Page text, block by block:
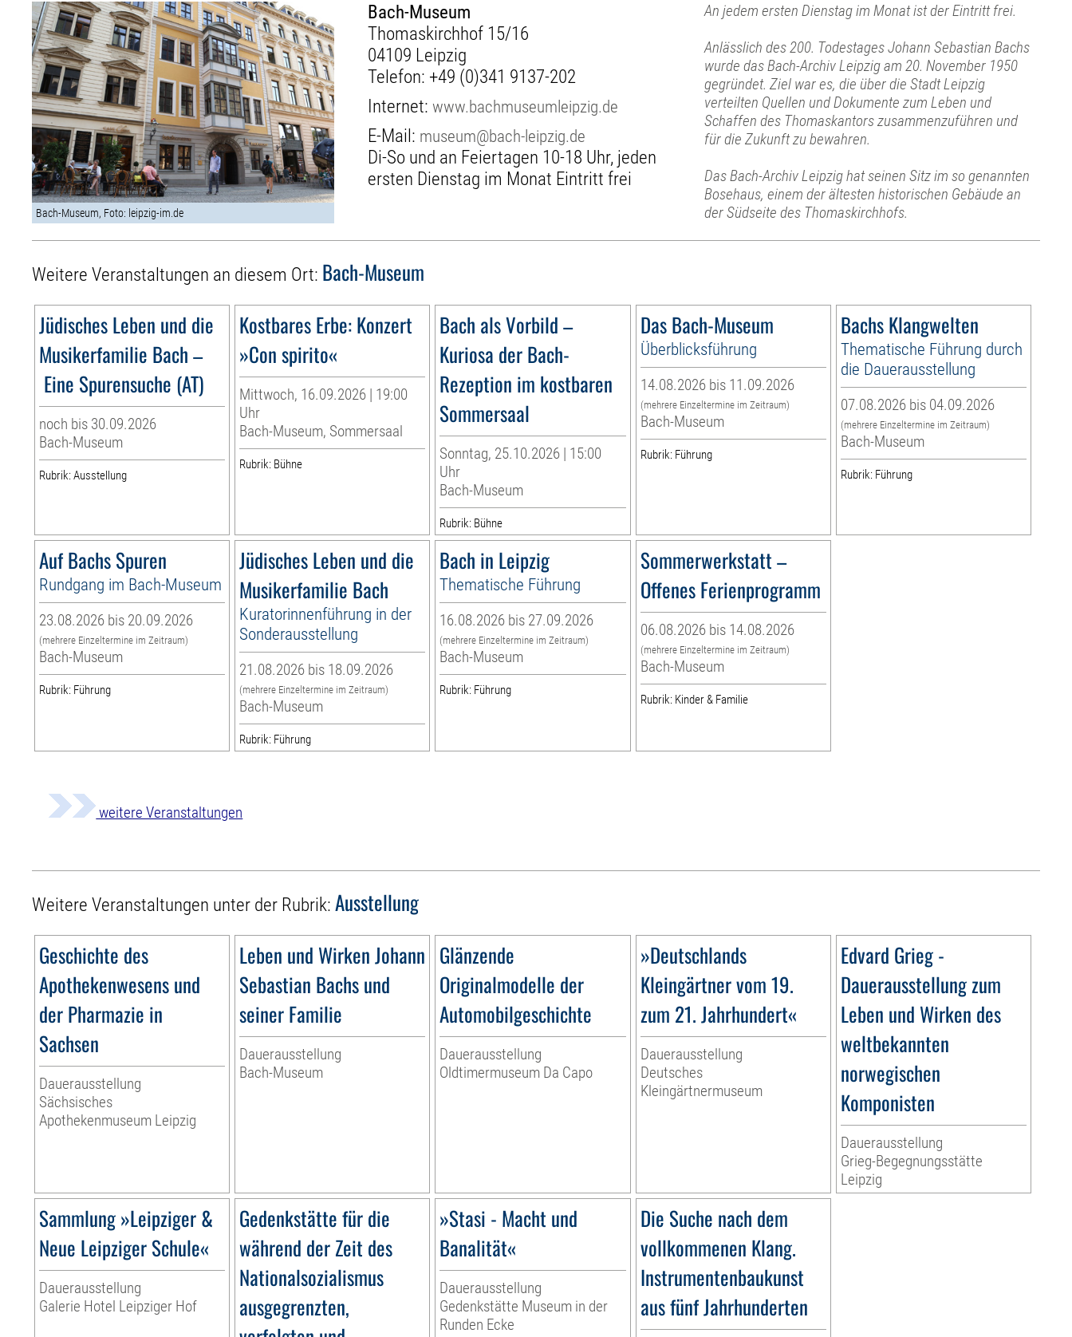
Bach-Museum, Foto: leipzig-im.de
Bach-Museum
Thomaskirchhof 15/16
04109 Leipzig
Telefon: +49 (0)341 9137-202
Internet:www.bachmuseumleipzig.de
E-Mail: museum@bach-leipzig.de
Di-So und an Feiertagen 10-18 Uhr, jeden
ersten Dienstag im Monat Eintritt frei
An jedem ersten Dienstag im Monat ist der Eintritt frei.
Anlässlich des 200. Todestages Johann Sebastian Bachs
wurde das Bach-Archiv Leipzig am 20. November 1950
gegründet. Ziel war es, die über die Stadt Leipzig
verteilten Quellen und Dokumente zum Leben und
Schaffen des Thomaskantors zusammenzuführen und
für die Zukunft zu bewahren.
Das Bach-Archiv Leipzig hat seinen Sitz im so genannten
Bosehaus, einem der ältesten historischen Gebäude an
der Südseite des Thomaskirchhofs.
Weitere Veranstaltungen an diesem Ort: Bach-Museum
Jüdisches Leben und die
Musikerfamilie Bach –
Eine Spurensuche (AT)
noch bis 30.09.2026
Bach-Museum
Rubrik: Ausstellung
Kostbares Erbe: Konzert
»Con spirito«
Mittwoch, 16.09.2026 | 19:00
Uhr
Bach-Museum, Sommersaal
Rubrik: Bühne
Bach als Vorbild –
Kuriosa der Bach-
Rezeption im kostbaren
Sommersaal
Sonntag, 25.10.2026 | 15:00
Uhr
Bach-Museum
Rubrik: Bühne
Das Bach-Museum
Überblicksführung
14.08.2026 bis 11.09.2026
(mehrere Einzeltermine im Zeitraum)
Bach-Museum
Rubrik: Führung
Bachs Klangwelten
Thematische Führung durch
die Dauerausstellung
07.08.2026 bis 04.09.2026
(mehrere Einzeltermine im Zeitraum)
Bach-Museum
Rubrik: Führung
Auf Bachs Spuren
Rundgang im Bach-Museum
23.08.2026 bis 20.09.2026
(mehrere Einzeltermine im Zeitraum)
Bach-Museum
Rubrik: Führung
Jüdisches Leben und die
Musikerfamilie Bach
Kuratorinnenführung in der
Sonderausstellung
21.08.2026 bis 18.09.2026
(mehrere Einzeltermine im Zeitraum)
Bach-Museum
Rubrik: Führung
Bach in Leipzig
Thematische Führung
16.08.2026 bis 27.09.2026
(mehrere Einzeltermine im Zeitraum)
Bach-Museum
Rubrik: Führung
Sommerwerkstatt –
Offenes Ferienprogramm
06.08.2026 bis 14.08.2026
(mehrere Einzeltermine im Zeitraum)
Bach-Museum
Rubrik: Kinder & Familie
weitere Veranstaltungen
Weitere Veranstaltungen unter der Rubrik:Ausstellung
Geschichte des
Apothekenwesens und
der Pharmazie in
Sachsen
Dauerausstellung
Sächsisches
Apothekenmuseum Leipzig
Leben und Wirken Johann
Sebastian Bachs und
seiner Familie
Dauerausstellung
Bach-Museum
Glänzende
Originalmodelle der
Automobilgeschichte
Dauerausstellung
Oldtimermuseum Da Capo
»Deutschlands
Kleingärtner vom 19.
zum 21. Jahrhundert«
Dauerausstellung
Deutsches
Kleingärtnermuseum
Edvard Grieg -
Dauerausstellung zum
Leben und Wirken des
weltbekannten
norwegischen
Komponisten
Dauerausstellung
Grieg-Begegnungsstätte
Leipzig
Sammlung »Leipziger &
Neue Leipziger Schule«
Dauerausstellung
Galerie Hotel Leipziger Hof
Gedenkstätte für die
während der Zeit des
Nationalsozialismus
ausgegrenzten,
»Stasi - Macht und
Banalität«
Dauerausstellung
Gedenkstätte Museum in der
Runden Ecke
Die Suche nach dem
vollkommenen Klang.
Instrumentenbaukunst
aus fünf Jahrhunderten